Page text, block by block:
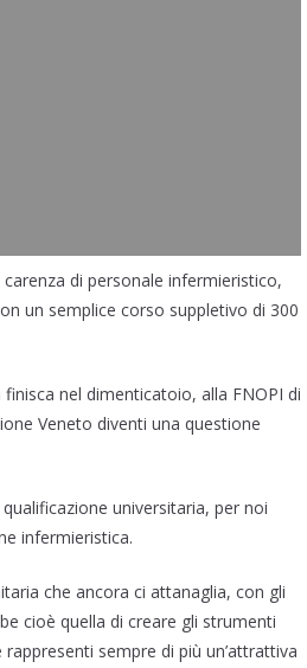
di personale infermieristico,
un semplice corso suppletivo di 300
nel dimenticatoio, alla FNOPI di
Veneto diventi una questione
universitaria, per noi
infermieristica.
che ancora ci attanaglia, con gli
cioè quella di creare gli strumenti
sempre di più un’attrattiva